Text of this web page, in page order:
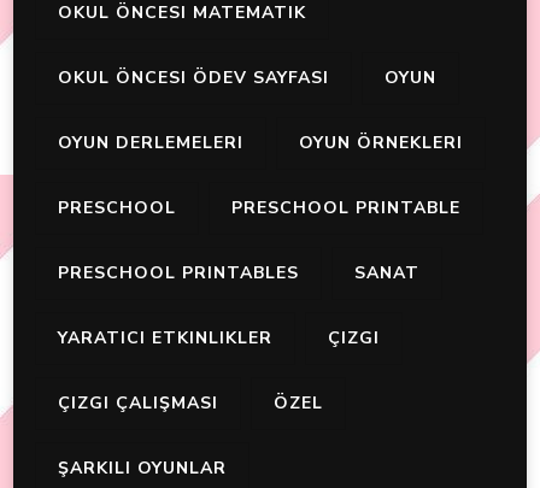
OKUL ÖNCESI MATEMATIK
OKUL ÖNCESI ÖDEV SAYFASI OYUN
OYUN DERLEMELERI OYUN ÖRNEKLERI
PRESCHOOL PRESCHOOL PRINTABLE
PRESCHOOL PRINTABLES SANAT
YARATICI ETKINLIKLER ÇIZGI
ÇIZGI ÇALIŞMASI ÖZEL
ŞARKILI OYUNLAR